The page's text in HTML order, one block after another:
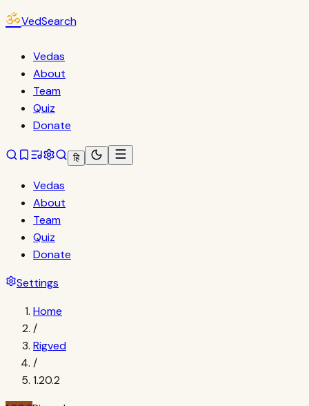
ॐVedSearch
Vedas
About
Team
Quiz
Donate
हि
Vedas
About
Team
Quiz
Donate
Settings
Home
/
Rigved
/
1.20.2